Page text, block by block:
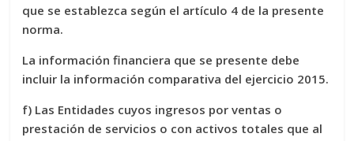
que se establezca según el artículo 4 de la presente
norma.
La información financiera que se presente debe
incluir la información comparativa del ejercicio 2015.
f) Las Entidades cuyos ingresos por ventas o
prestación de servicios o con activos totales que al